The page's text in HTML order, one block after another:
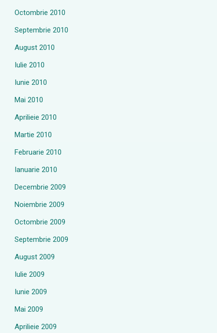
Octombrie 2010
Septembrie 2010
August 2010
Iulie 2010
Iunie 2010
Mai 2010
Aprilieie 2010
Martie 2010
Februarie 2010
Ianuarie 2010
Decembrie 2009
Noiembrie 2009
Octombrie 2009
Septembrie 2009
August 2009
Iulie 2009
Iunie 2009
Mai 2009
Aprilieie 2009